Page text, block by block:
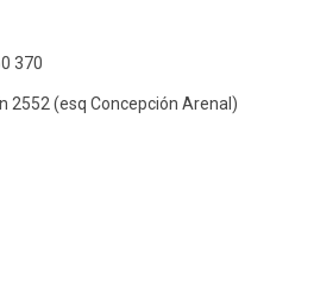
370
2552 (esq Concepción Arenal)